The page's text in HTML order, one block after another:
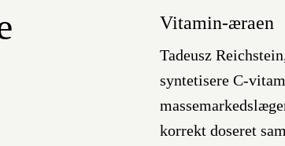
Vitamin-æraen
Tadeusz
syntetisere C-
korrekt doseret